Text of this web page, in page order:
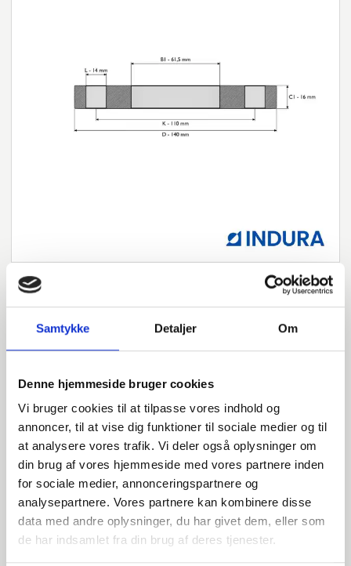
Samtykke Detaljer Om
Denne hjemmeside bruger cookies
Vi bruger cookies til at tilpasse vores indhold og
annoncer, til at vise dig funktioner til sociale medier og til
at analysere vores trafik. Vi deler også oplysninger om
din brug af vores hjemmeside med vores partnere inden
for sociale medier, annonceringspartnere og
analysepartnere. Vores partnere kan kombinere disse
data med andre oplysninger, du har givet dem, eller som
de har indsamlet fra din brug af deres tjenester.
Har du spørgsmål?
service eller andet. Kontakt os for professionel rådgivning
og sparring.
INDURA DK
+45 97 13 32 44
salg@indura.com